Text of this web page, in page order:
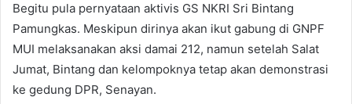
Begitu pula pernyataan aktivis GS NKRI Sri Bintang
Pamungkas. Meskipun dirinya akan ikut gabung di GNPF
MUI melaksanakan aksi damai 212, namun setelah Salat
Jumat, Bintang dan kelompoknya tetap akan demonstrasi
ke gedung DPR, Senayan.